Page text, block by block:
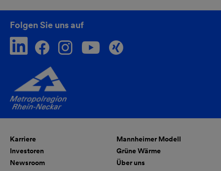
Folgen Sie uns auf
Karriere
Investoren
Newsroom
Mannheimer Modell
Grüne Wärme
Über uns